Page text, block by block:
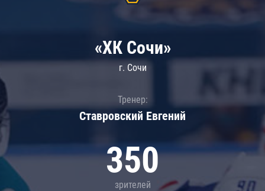
«ХК Сочи»
г. Сочи
Тренер:
Ставровский Евгений
350
зрителей